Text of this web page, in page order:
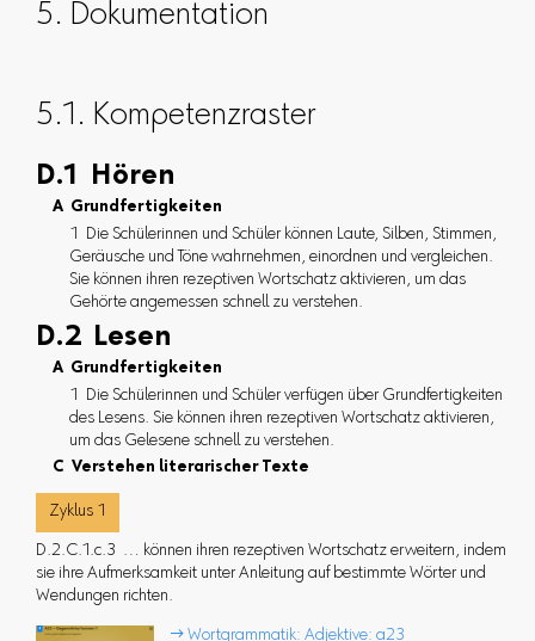
5. Dokumentation
5.1. Kompetenzraster
D.1 Hören
A Grundfertigkeiten
1 Die Schülerinnen und Schüler können Laute, Silben, Stimmen,
Geräusche und Töne wahrnehmen, einordnen und vergleichen.
Sie können ihren rezeptiven Wortschatz aktivieren, um das
Gehörte angemessen schnell zu verstehen.
D.2 Lesen
A Grundfertigkeiten
1 Die Schülerinnen und Schüler verfügen über Grundfertigkeiten
des Lesens. Sie können ihren rezeptiven Wortschatz aktivieren,
um das Gelesene schnell zu verstehen.
C Verstehen literarischer Texte
Zyklus 1
D.2.C.1.c.3 … können ihren rezeptiven Wortschatz erweitern, indem
sie ihre Aufmerksamkeit unter Anleitung auf bestimmte Wörter und
Wendungen richten.
 Wortgrammatik: Adjektive: a23